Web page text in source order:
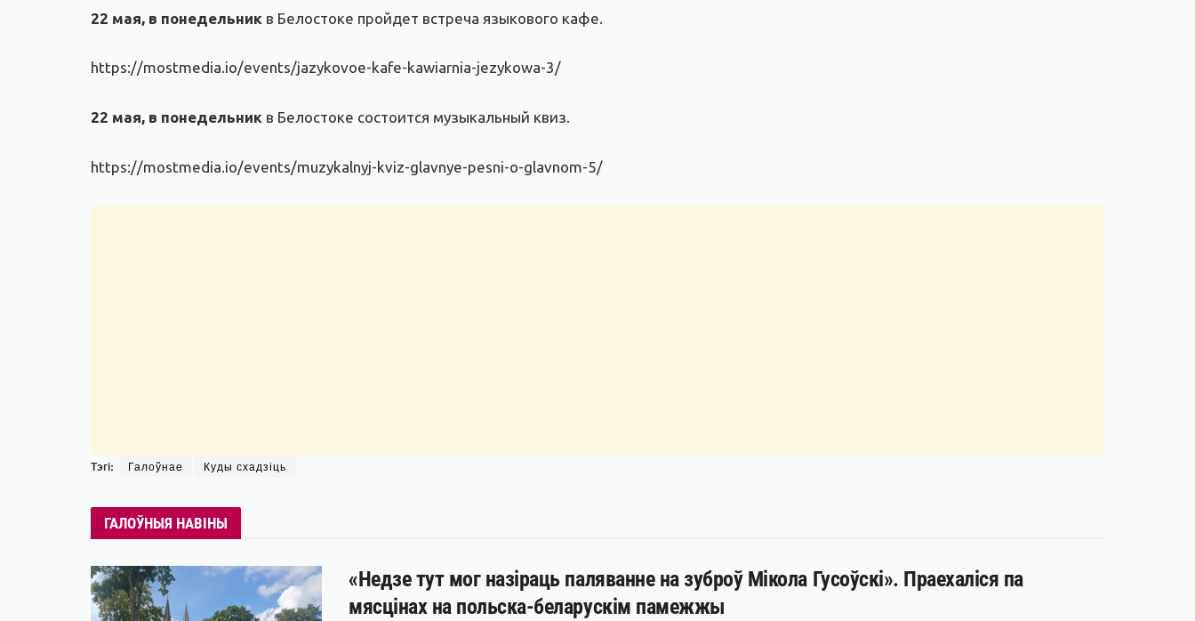
22 мая, в понедельник в Белостоке пройдет встреча языкового кафе.
https://mostmedia.io/events/jazykovoe-kafe-kawiarnia-jezykowa-3/
22 мая, в понедельник в Белостоке состоится музыкальный квиз.
https://mostmedia.io/events/muzykalnyj-kviz-glavnye-pesni-o-glavnom-5/
Тэгі: Галоўнае Куды схадзіць
ГАЛОЎНЫЯ НАВІНЫ
«Недзе тут мог назіраць паляванне на зуброў Мікола Гусоўскі». Праехаліся па
мясцінах на польска-беларускім памежжы